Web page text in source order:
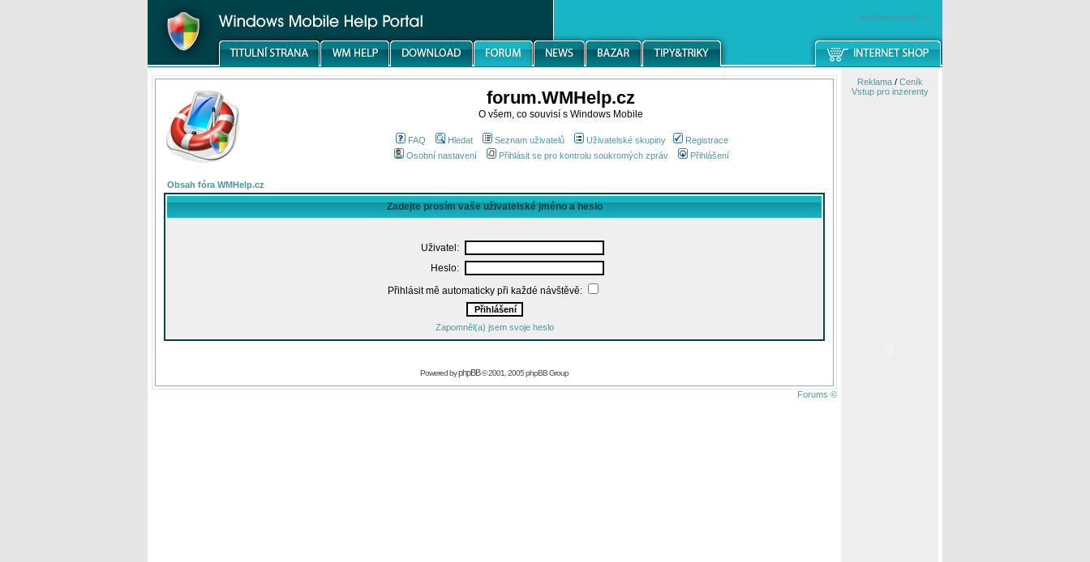
windowsmobile.cz
forum.WMHelp.cz
O všem, co souvisí s Windows Mobile
FAQ Hledat Seznam uživatelů Uživatelské skupiny
Registrace
Osobní nastavení
Přihlásit se pro kontrolu soukromých zpráv Přihlášení
Obsah fóra WMHelp.cz
Zadejte prosím vaše uživatelské jméno a heslo
Uživatel:
Heslo:
Přihlásit mě automaticky při každé návštěvě:
Zapomněl(a) jsem svoje heslo
Powered byphpBB© 2001, 2005 phpBB Group
Forums ©
Reklama/ Ceník
Vstup pro inzerenty